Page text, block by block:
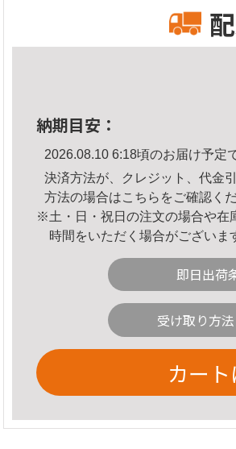
納期目安：
2026.08.10 6:18頃のお届け予定
決済方法が、クレジット、代金
方法の場合はこちら をご確認く
※土・日・祝日の注文の場合や在
時間をいただく場合がございま
即日出荷
受け取り方
カー